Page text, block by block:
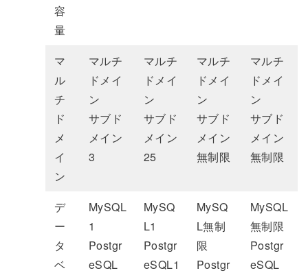
容
量
マ
ル
チ
ド
メ
イ
ン
マルチ
ドメイ
ン
サブド
メイン
3
マルチ
ドメイ
ン
サブド
メイン
25
マルチ
ドメイ
ン
サブド
メイン
無制限
マルチ
ドメイ
ン
サブド
メイン
無制限
デ
ー
タ
ベ
MySQL
1
Postgr
eSQL
MySQ
L1
Postgr
eSQL1
MySQ
L無制
限
Postgr
MySQL
無制限
Postgr
eSQL